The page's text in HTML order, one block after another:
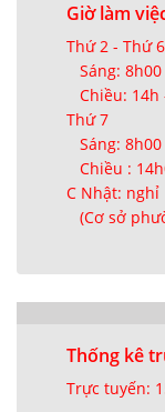
Giờ làm
Thứ 2 - Thứ 6
Sáng:
Chiều: 14h
Thứ 7
Sáng:
Chiều :
C Nhật: nghỉ
(Cơ sở
Thống kê
Trực tuyến: